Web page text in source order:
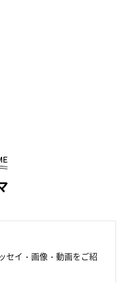
セイ・画像・動画をご紹